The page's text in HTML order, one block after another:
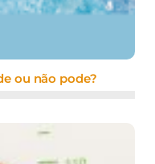
ou não pode?